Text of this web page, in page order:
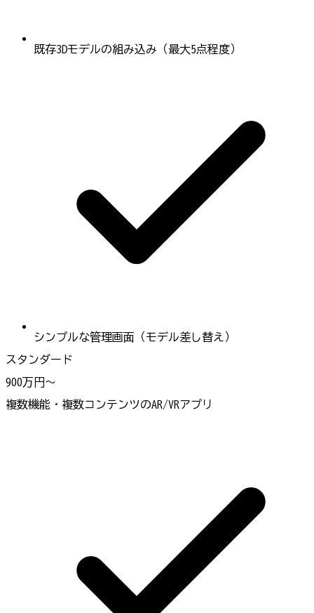
既存3Dモデルの組み込み（最大5点程度）
シンプルな管理画面（モデル差し替え）
スタンダード
900万円〜
複数機能・複数コンテンツのAR/VRアプリ